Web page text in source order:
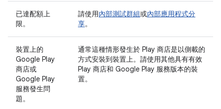
已達配額上
限。
請使用內部測試群組或內部應用程式分
享。
裝置上的
Google Play
商店或
Google Play
服務發生問
題。
通常這種情形發生於 Play 商店是以側載的
方式安裝到裝置上。請使用其他具有有效
Play 商店和 Google Play 服務版本的裝
置。